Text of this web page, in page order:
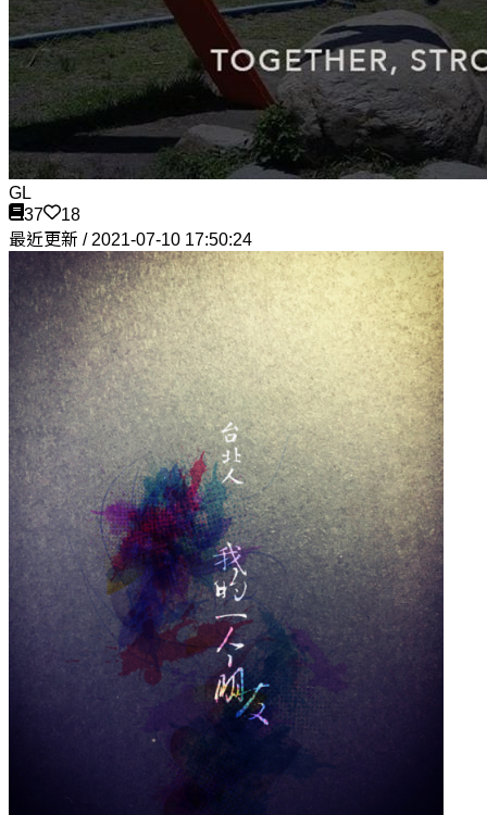
GL
37
18
最近更新 / 2021-07-10 17:50:24